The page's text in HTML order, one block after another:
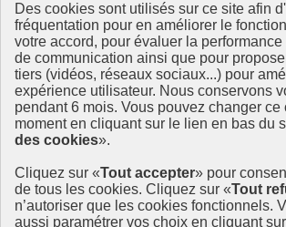
Des cookies sont utilisés sur ce site afin
fréquentation pour en améliorer le
votre accord, pour évaluer la
de communication ainsi que pour
tiers (vidéos, réseaux sociaux...) pour
expérience utilisateur. Nous conservons
pendant 6 mois. Vous pouvez changer ce
moment en cliquant sur le lien en bas du
des cookies».
Cliquez sur «Tout accepter» pour
de tous les cookies. Cliquez sur «Tout
n’autoriser que les cookies fonctionnels.
aussi paramétrer vos choix en cliquant sur
Ressources
La Méth’ODD
Gouvernement
Ce site propose l’information de référence
2030 et la feuille de route de la France. Il
tous les acteurs.
info.gouv.fr- ouvre une nouvelle fenêtre
service-public.fr - ouvre une nouvelle
legifrance.gouv.fr- ouvre une nouvelle
data.gouv.fr- ouvre une nouvelle fenêtre